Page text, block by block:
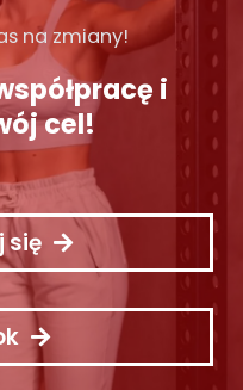
na zmiany!
i
cel!
się